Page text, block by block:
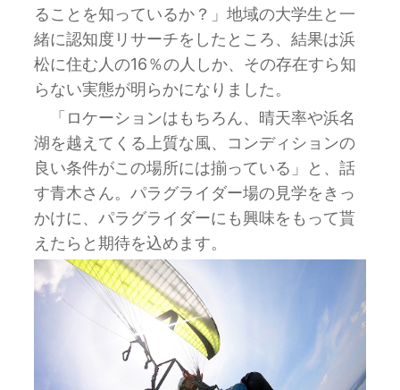
ることを知っているか？」地域の大学生と一
緒に認知度リサーチをしたところ、結果は浜
松に住む人の16％の人しか、その存在すら知
らない実態が明らかになりました。
「ロケーションはもちろん、晴天率や浜名
湖を越えてくる上質な風、コンディションの
良い条件がこの場所には揃っている」と、話
す青木さん。パラグライダー場の見学をきっ
かけに、パラグライダーにも興味をもって貰
えたらと期待を込めます。